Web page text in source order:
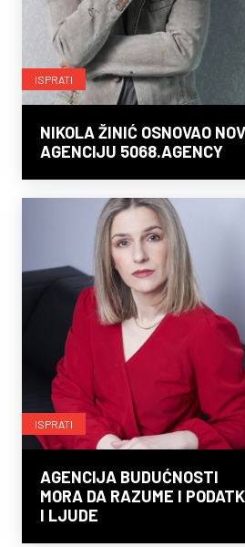
ISPRATI
NIKOLA ŽINIĆ OSNOVAO
AGENCIJU 5068.AGENCY
ISPRATI
AGENCIJA BUDUĆNOSTI
MORA DA RAZUME I
I LJUDE